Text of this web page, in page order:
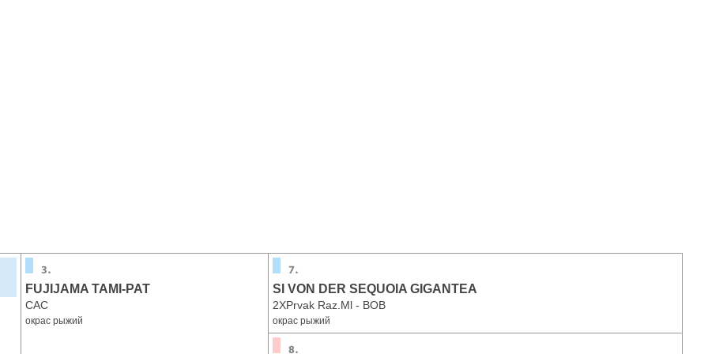
FUJIJAMA TAMI-PAT
САС
окрас рыжий
SI VON DER SEQUOIA GIGANTEA
2XPrvak Raz.Ml - BOB
окрас рыжий